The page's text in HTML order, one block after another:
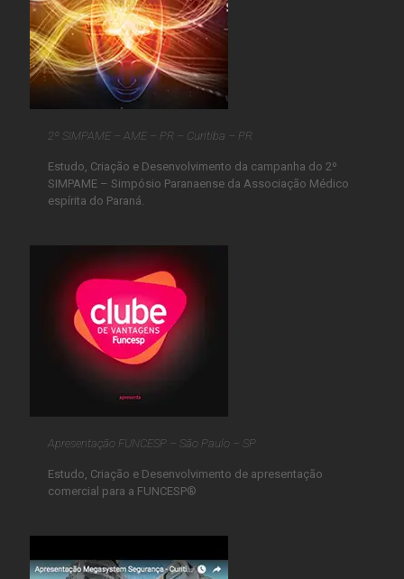
2º SIMPAME – AME – PR – Curitiba – PR
Estudo, Criação e Desenvolvimento da campanha do 2º
SIMPAME – Simpósio Paranaense da Associação Médico
espírita do Paraná.
Apresentação FUNCESP – São Paulo – SP
Estudo, Criação e Desenvolvimento de apresentação
comercial para a FUNCESP®